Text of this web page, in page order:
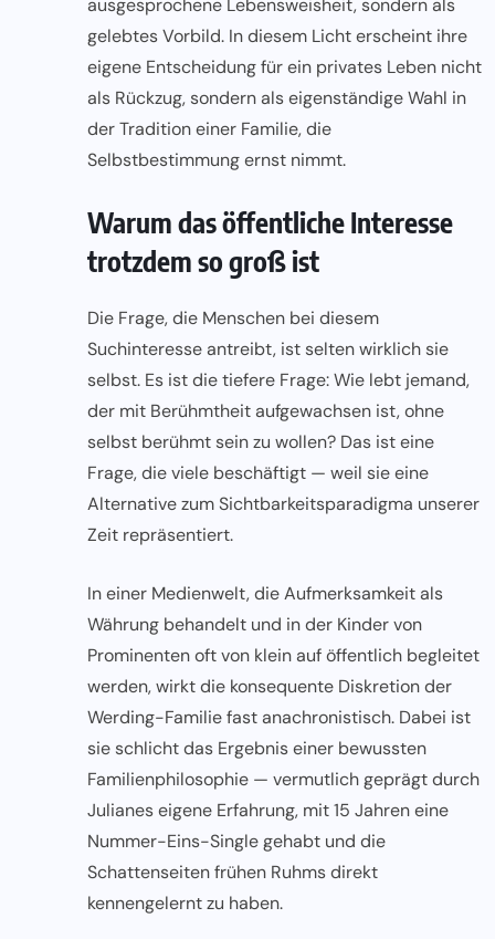
ausgesprochene Lebensweisheit, sondern als
gelebtes Vorbild. In diesem Licht erscheint ihre
eigene Entscheidung für ein privates Leben nicht
als Rückzug, sondern als eigenständige Wahl in
der Tradition einer Familie, die
Selbstbestimmung ernst nimmt.
Warum das öffentliche Interesse
trotzdem so groß ist
Die Frage, die Menschen bei diesem
Suchinteresse antreibt, ist selten wirklich sie
selbst. Es ist die tiefere Frage: Wie lebt jemand,
der mit Berühmtheit aufgewachsen ist, ohne
selbst berühmt sein zu wollen? Das ist eine
Frage, die viele beschäftigt — weil sie eine
Alternative zum Sichtbarkeitsparadigma unserer
Zeit repräsentiert.
In einer Medienwelt, die Aufmerksamkeit als
Währung behandelt und in der Kinder von
Prominenten oft von klein auf öffentlich begleitet
werden, wirkt die konsequente Diskretion der
Werding-Familie fast anachronistisch. Dabei ist
sie schlicht das Ergebnis einer bewussten
Familienphilosophie — vermutlich geprägt durch
Julianes eigene Erfahrung, mit 15 Jahren eine
Nummer-Eins-Single gehabt und die
Schattenseiten frühen Ruhms direkt
kennengelernt zu haben.